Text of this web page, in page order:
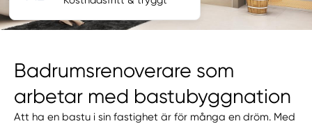
Badrumsrenoverare som
arbetar med bastubyggnation
Att ha en bastu i sin fastighet är för många en dröm. Med